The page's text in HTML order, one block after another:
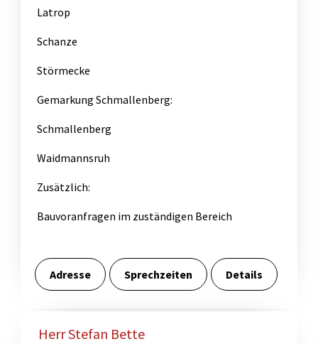
Latrop
Schanze
Störmecke
Gemarkung Schmallenberg:
Schmallenberg
Waidmannsruh
Zusätzlich:
Bauvoranfragen im zuständigen Bereich
Adresse Sprechzeiten Details
Herr Stefan Bette